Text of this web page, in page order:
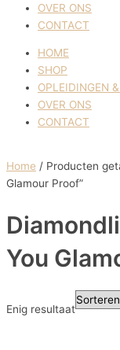
OVER ONS
CONTACT
HOME
SHOP
OPLEIDINGEN
OVER ONS
CONTACT
Home / Producten
Glamour Proof”
You
Enig resultaat